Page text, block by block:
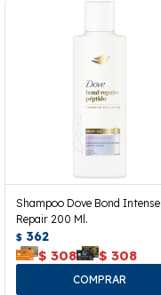
Shampoo Dove Bond Intense
Repair 200 Ml.
$ 362
$ 308 $ 308